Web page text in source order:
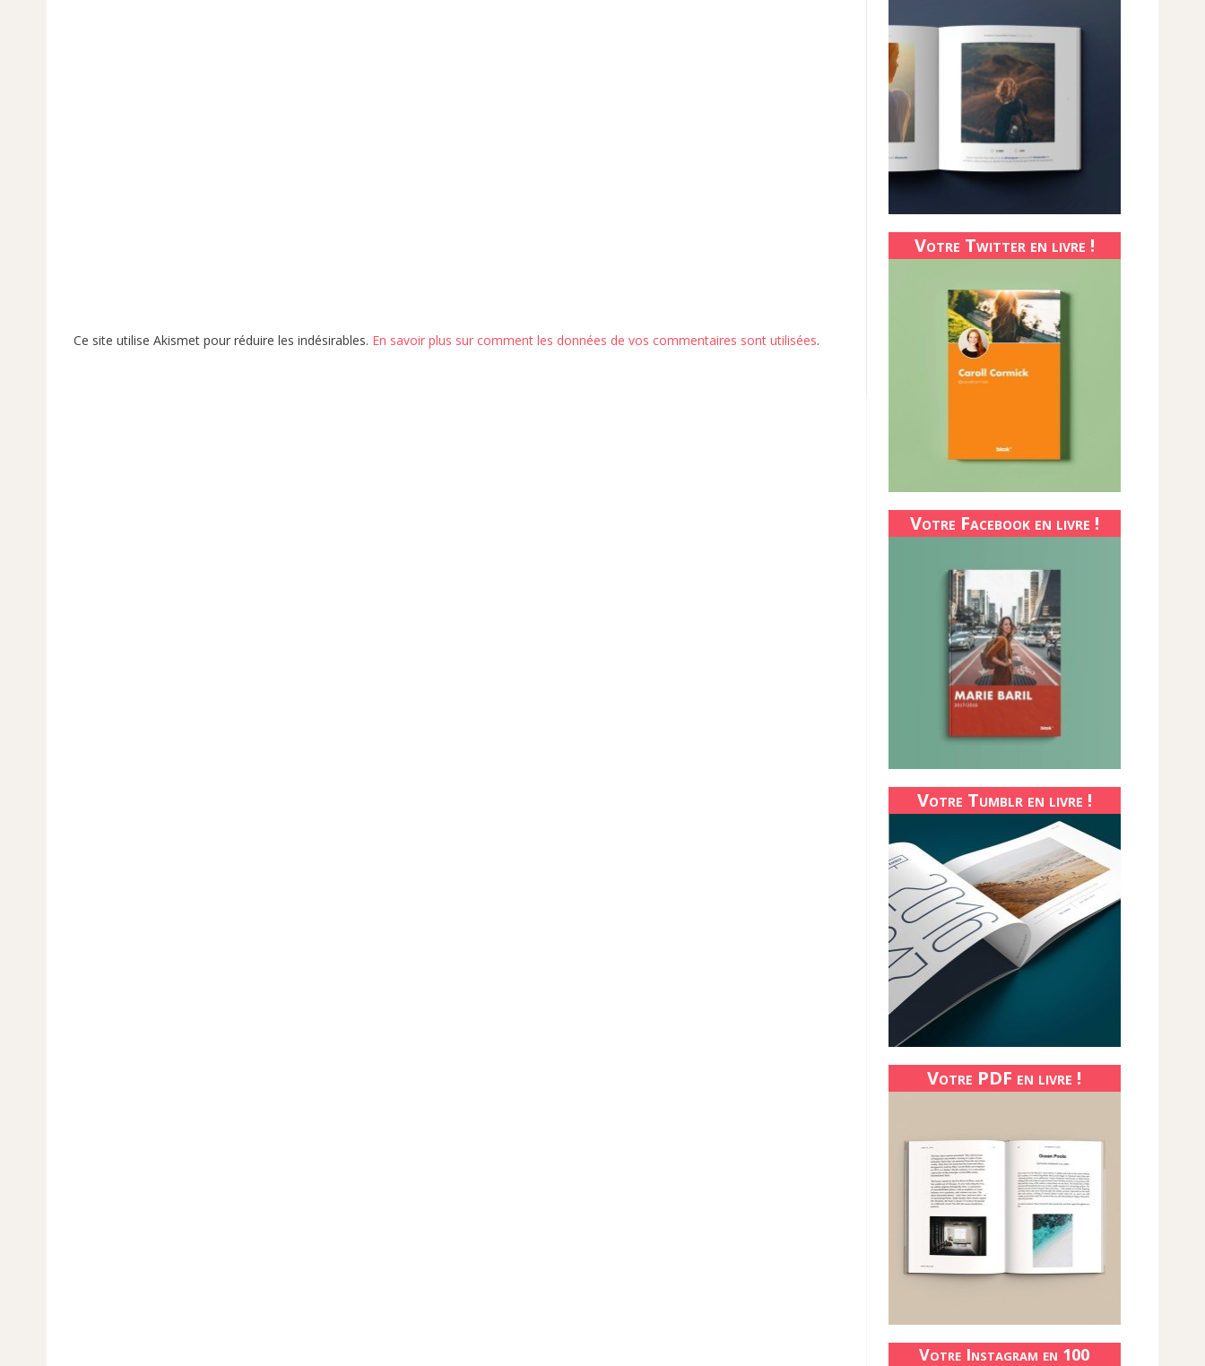
Ce site utilise Akismet pour réduire les indésirables. En savoir plus sur comment les données de vos commentaires sont utilisées.
Votre Twitter en livre !
Votre Facebook en livre !
Votre Tumblr en livre !
Votre PDF en livre !
Votre Instagram en 100